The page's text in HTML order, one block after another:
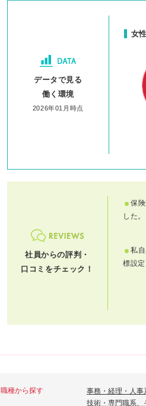
データで見る
働く環境
2026年01月時点
女
社員からの評判・
口コミをチェック！
保
した
私
標設
職種から探す 事務・経理・人事
技術・専門職系、